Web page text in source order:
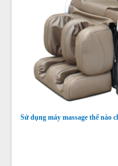
Sử dụng máy massage thế nào